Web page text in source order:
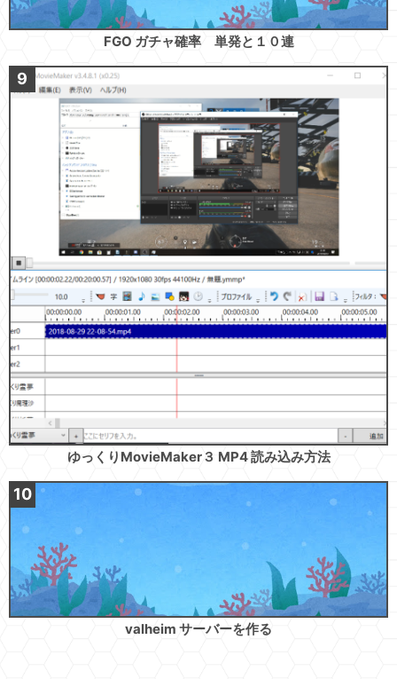
FGO ガチャ確率 単発と１０連
ゆっくりMovieMaker３ MP4 読み込み方法
valheim サーバーを作る